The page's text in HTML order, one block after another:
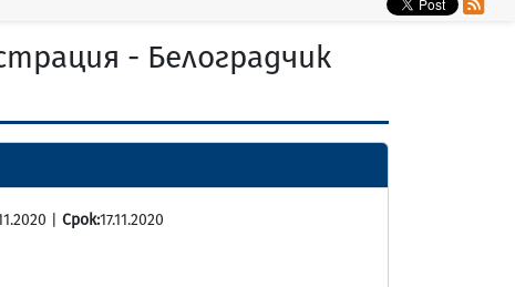
- Белоградчик
| Срок:17.11.2020